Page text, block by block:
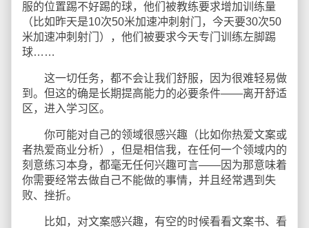
服的位置踢不好踢的球，他们被教练要求增加训练量
（比如昨天是10次50米加速冲刺射门，今天要30次50
米加速冲刺射门），他们被要求今天专门训练左脚踢
球……
这一切任务，都不会让我们舒服，因为很难轻易做
到。但这的确是长期提高能力的必要条件——离开舒适
区，进入学习区。
你可能对自己的领域很感兴趣（比如你热爱文案或
者热爱商业分析），但是相信我，在任何一个领域内的
刻意练习本身，都毫无任何兴趣可言——因为那意味着
你需要经常去做自己不能做的事情，并且经常遇到失
败、挫折。
比如，对文案感兴趣，有空的时候看看文案书、看